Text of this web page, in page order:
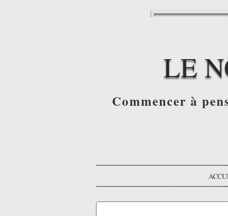
LE
Commencer à